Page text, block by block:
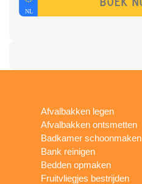
Afvalbakken legen
Afvalbakken ontsmetten
Badkamer schoonmaken
Bank reinigen
Bedden opmaken
Fruitvliegjes bestrijden